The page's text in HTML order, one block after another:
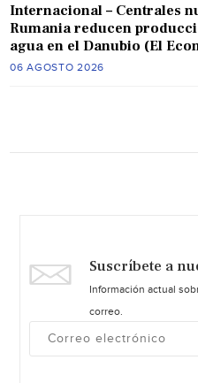
Internacional – Centrales
Rumania reducen
agua en el Danubio (El
06 AGOSTO 2026
Suscríbete a
Información actual
correo.